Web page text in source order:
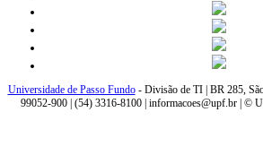
Universidade de Passo Fundo- Divisão de TI | BR 285,
99052-900 | (54) 3316-8100 | informacoes@upf.br | ©